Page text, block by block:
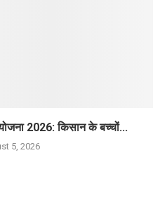
2026: किसान के बच्चों...
5, 2026